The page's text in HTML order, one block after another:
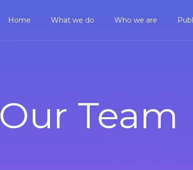
Home What we do Who we are
Our Team